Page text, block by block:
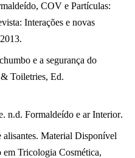
COV e Partículas:
Interações e novas
e a segurança do
Toiletries, Ed.
n.d. Formaldeído e ar Interior.
alisantes. Material Disponível
em Tricologia Cosmética,